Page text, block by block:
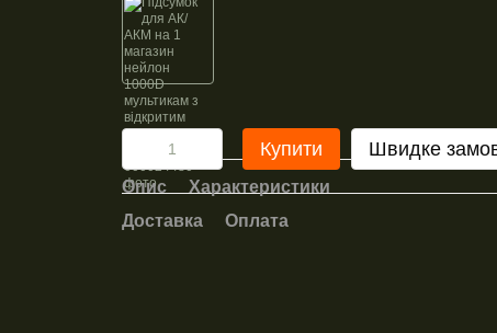
Купити Швидке
Опис
Характеристики
Доставка
Оплата